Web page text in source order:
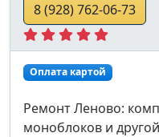
8 (928) 762-06-73
Оплата картой
Ремонт Леново:
моноблоков и